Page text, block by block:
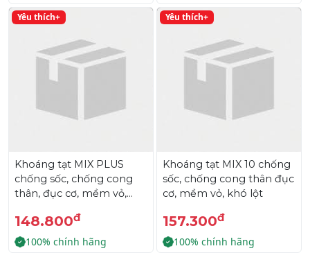
Yêu thích+
Khoáng tạt MIX PLUS
chống sốc, chống cong
thân, đục cơ, mềm vỏ,
148.800đ
100% chính hãng
Yêu thích+
Khoáng tạt MIX 10 chống
sốc, chống cong thân đục
cơ, mềm vỏ, khó lột
157.300đ
100% chính hãng